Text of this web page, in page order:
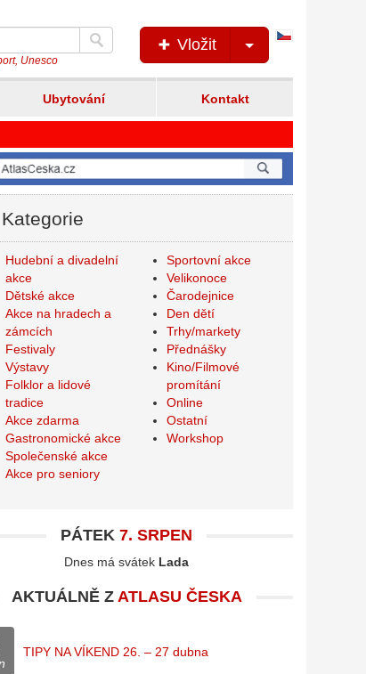
Unesco
Vložit
Ubytování Kontakt
Kategorie
Hudební a divadelní
akce
Dětské akce
Akce na hradech a
zámcích
Festivaly
Výstavy
Folklor a lidové
tradice
Akce zdarma
Gastronomické akce
Společenské akce
Akce pro seniory
Sportovní akce
Velikonoce
Čarodejnice
Den dětí
Trhy/markety
Přednášky
Kino/Filmové
promítání
Online
Ostatní
Workshop
PÁTEK7. SRPEN
Dnes má svátek Lada
AKTUÁLNĚ Z ATLASU ČESKA
TIPY NA VÍKEND 26. – 27 dubna